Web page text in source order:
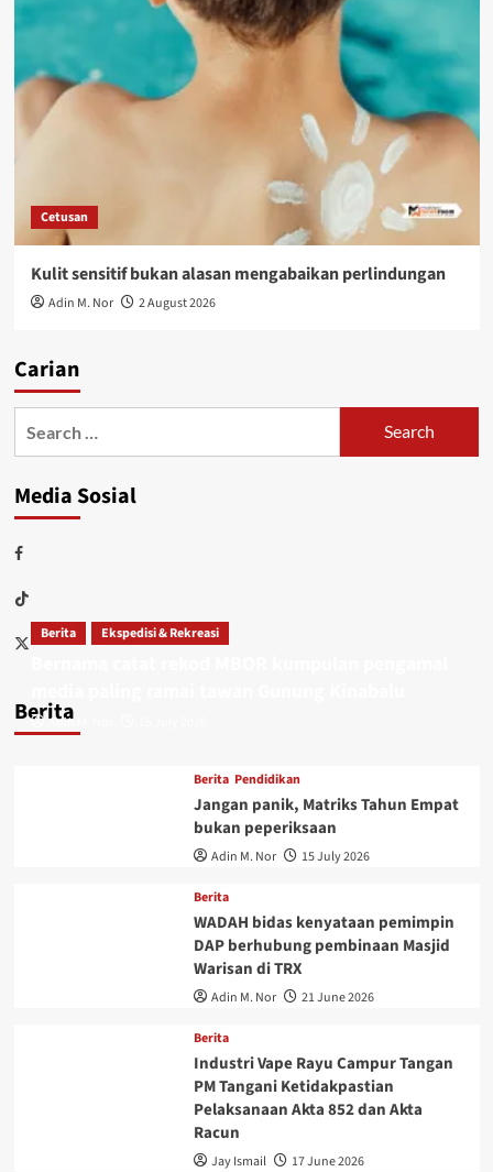
Cetusan
Kulit sensitif bukan alasan mengabaikan perlindungan
Adin M. Nor 2 August 2026
Carian
Media Sosial
Berita
Berita Ekspedisi & Rekreasi
Adin M. Nor
Berita Pendidikan
Jangan panik, Matriks Tahun Empat
bukan peperiksaan
Adin M. Nor 15 July 2026
Berita
WADAH bidas kenyataan pemimpin
DAP berhubung pembinaan Masjid
Warisan di TRX
Adin M. Nor 21 June 2026
Berita
Industri Vape Rayu Campur Tangan
PM Tangani Ketidakpastian
Pelaksanaan Akta 852 dan Akta
Racun
Jay Ismail 17 June 2026